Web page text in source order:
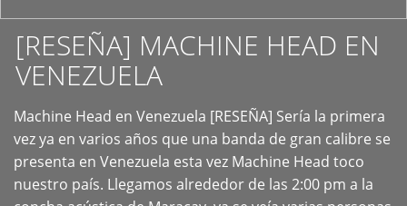
[RESEÑA] MACHINE HEAD EN
VENEZUELA
Machine Head en Venezuela [RESEÑA] Sería la primera
vez ya en varios años que una banda de gran calibre se
presenta en Venezuela esta vez Machine Head toco
nuestro país. Llegamos alrededor de las 2:00 pm a la
+